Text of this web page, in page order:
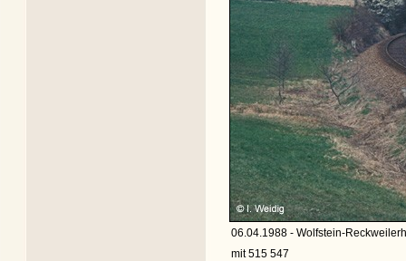
06.04.1988 - Wolfstein-
mit 515 547